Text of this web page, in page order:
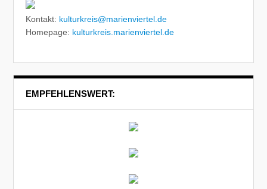
Kontakt: kulturkreis@marienviertel.de
Homepage: kulturkreis.marienviertel.de
EMPFEHLENSWERT: